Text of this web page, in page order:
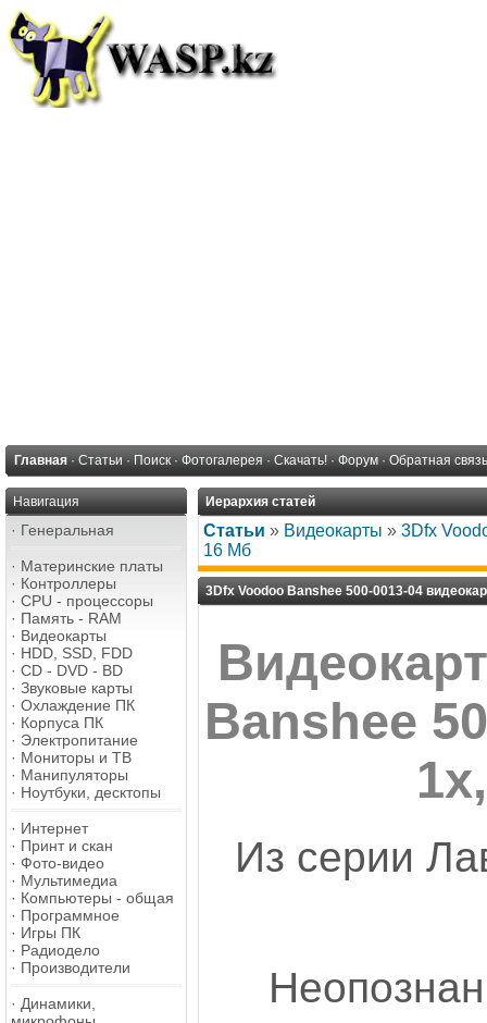
Главная · Статьи · Поиск · Фотогалерея · Скачать! · Форум · Обратная связь
Навигация
· Генеральная
· Материнские платы
· Контроллеры
· CPU - процессоры
· Память - RAM
· Видеокарты
· HDD, SSD, FDD
· CD - DVD - BD
· Звуковые карты
· Охлаждение ПК
· Корпуса ПК
· Электропитание
· Мониторы и ТВ
· Манипуляторы
· Ноутбуки, десктопы
· Интернет
· Принт и скан
· Фото-видео
· Мультимедиа
· Компьютеры - общая
· Программное
· Игры ПК
· Радиодело
· Производители
· Динамики,
Иерархия статей
Статьи » Видеокарты » 3Dfx
16 Мб
3Dfx Voodoo Banshee 500-0013-04
Banshee
Из серии